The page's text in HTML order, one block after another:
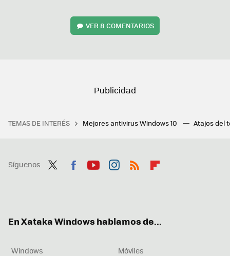
VER8 COMENTARIOS
TEMAS DE INTERÉS Mejores antivirus Windows 10 Atajos del
Síguenos
En Xataka Windows hablamos de...
Windows
Móviles